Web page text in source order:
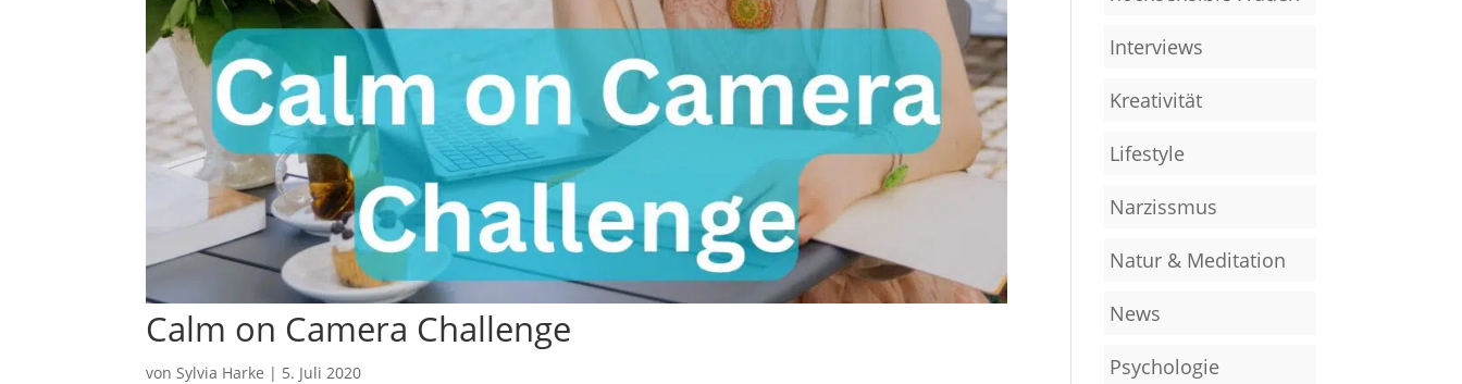
Calm on Camera Challenge
von Sylvia Harke | 5. Juli 2020
Interviews
Kreativität
Lifestyle
Narzissmus
Natur & Meditation
News
Psychologie